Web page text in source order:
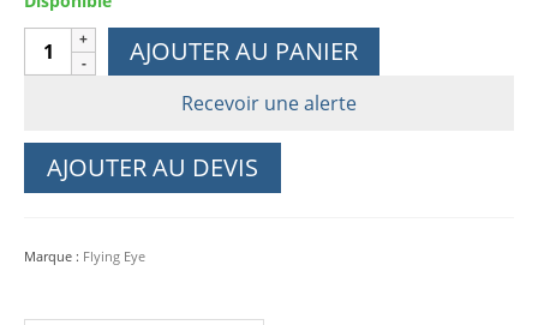
quantité
de
pour
DJI
210
AJOUTER AU PANIER
Recevoir une alerte
AJOUTER AU DEVIS
Marque : Flying Eye